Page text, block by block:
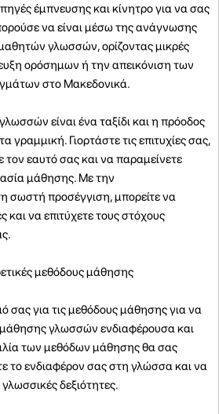
έμπνευσης και κίνητρο για να σας
να είναι μέσω της ανάγνωσης
γλωσσών, ορίζοντας μικρές
ορόσημων ή την απεικόνιση των
στο Μακεδονικά.
είναι ένα ταξίδι και η πρόοδος
γραμμική. Γιορτάστε τις επιτυχίες σας,
τον εαυτό σας και να παραμείνετε
μάθησης. Με την
σωστή προσέγγιση, μπορείτε να
και να επιτύχετε τους στόχους
μεθόδους μάθησης
σας για τις μεθόδους μάθησης για να
γλωσσών ενδιαφέρουσα και
των μεθόδων μάθησης θα σας
το ενδιαφέρον σας στη γλώσσα και να
δεξιότητες.